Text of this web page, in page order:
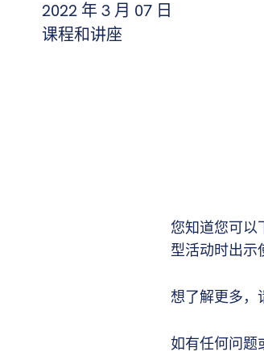
2022 年 3 月 07 日
课程和讲座
您知道您可以
型活动时出示
想了解更多，
如有任何问题